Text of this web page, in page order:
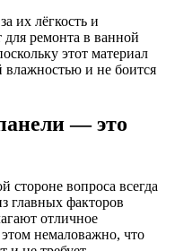
их лёгкость и
для ремонта в ванной
этот материал
влажностью и не боится
— это
стороне вопроса всегда
главных факторов
отличное
немаловажно, что